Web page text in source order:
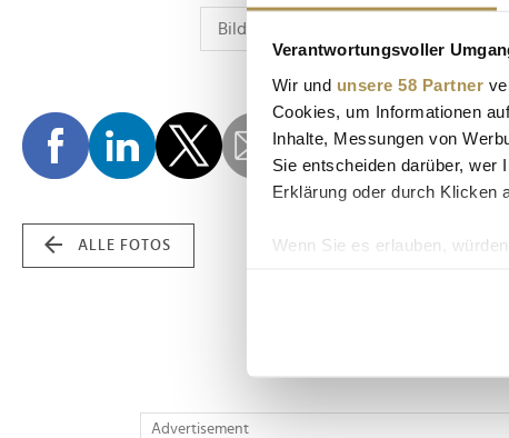
Verantwortungsvoller
Wir und unsere 58 Partner
Cookies, um Informationen
Inhalte, Messungen von
Sie entscheiden darüber, wer
Erklärung oder durch Klicken
Wenn Sie es erlauben,
Erfahren Sie mehr darüber,
Wir verwenden Cookies, um
ALLE FOTOS
Advertisement